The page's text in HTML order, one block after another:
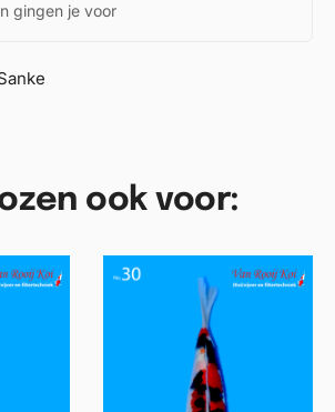
gingen je voor
ook voor: